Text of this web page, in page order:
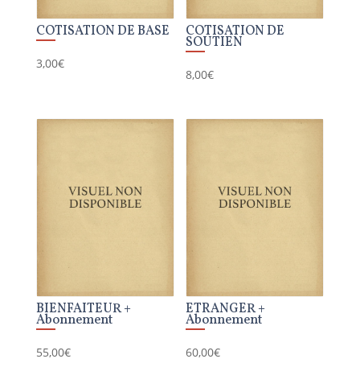
COTISATION DE BASE
3,00€
COTISATION DE
SOUTIEN
8,00€
BIENFAITEUR +
Abonnement
55,00€
ETRANGER +
Abonnement
60,00€